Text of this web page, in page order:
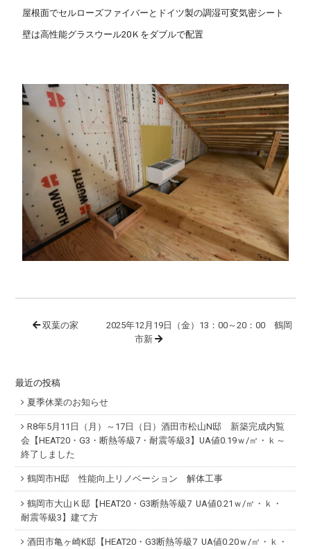
屋根面でセルローズファイバーとドイツ製の調湿可変気密シート
壁は高性能グラスウール20Ｋをダブルで配置
双葉の家
2025年12月19日（金）13：00～20：00 鶴岡
市新
最近の投稿
夏季休業のお知らせ
R8年5月11日（月）～17日（日）酒田市松山N邸 新築完成内覧
会【HEAT20・G3・断熱等級7・耐震等級3】UA値0.19ｗ/㎡・ｋ～
終了しました
鶴岡市H邸 性能向上リノベーション 解体工事
鶴岡市大山Ｋ邸【HEAT20・G3断熱等級7 UA値0.21ｗ/㎡・ｋ・
耐震等級3】建て方
酒田市亀ヶ崎K邸【HEAT20・G3断熱等級7 UA値0.20ｗ/㎡・ｋ・